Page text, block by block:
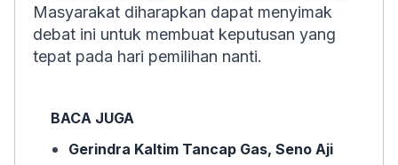
Masyarakat diharapkan dapat menyimak
debat ini untuk membuat keputusan yang
tepat pada hari pemilihan nanti.
BACA JUGA
Gerindra Kaltim Tancap Gas, Seno Aji